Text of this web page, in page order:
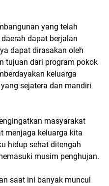
yang telah
dapat berjalan
dapat dirasakan oleh
tujuan dari program pokok
keluarga
sejatera dan mandiri
masyarakat
menjaga keluarga kita
hidup sehat ditengah
musim penghujan.
saat ini banyak muncul